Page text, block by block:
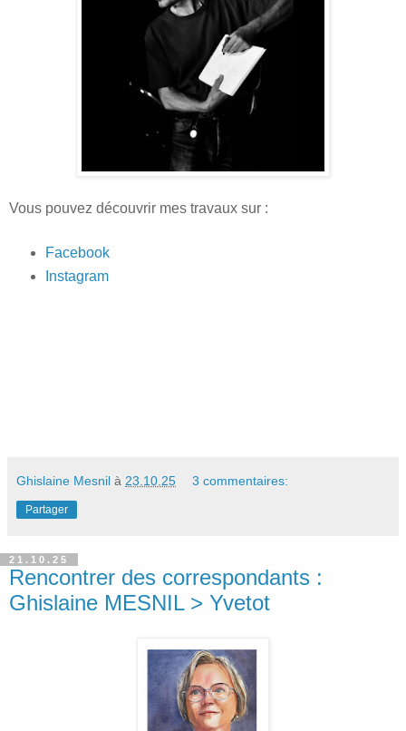
Vous pouvez découvrir mes travaux sur :
Facebook
Instagram
Ghislaine Mesnil à 23.10.25 3 commentaires:
Partager
21.10.25
Rencontrer des correspondants :
Ghislaine MESNIL > Yvetot